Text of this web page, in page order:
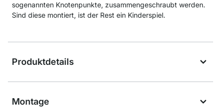
sogenannten Knotenpunkte, zusammengeschraubt werden.
Sind diese montiert, ist der Rest ein Kinderspiel.
Produktdetails
Montage